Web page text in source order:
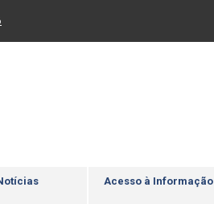
rodapé
um novo sítio)
Acesso à Informação